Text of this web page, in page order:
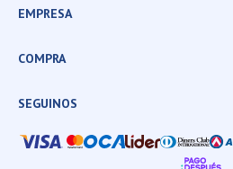
EMPRESA
COMPRA
SEGUINOS